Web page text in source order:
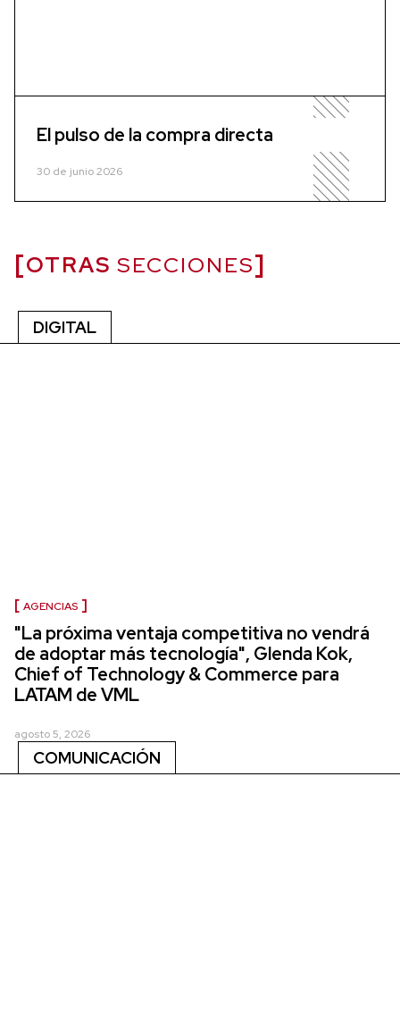
El pulso de la compra directa
30 de junio 2026
OTRAS SECCIONES
DIGITAL
AGENCIAS
"La próxima ventaja competitiva no vendrá
de adoptar más tecnología", Glenda Kok,
Chief of Technology & Commerce para
LATAM de VML
agosto 5, 2026
COMUNICACIÓN